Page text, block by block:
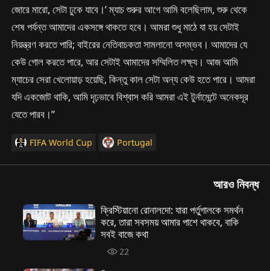
জোরে মারো, সেটা ঢুকে যাবে।’ ম্যাচ শুরুর আগে আমি বলেছিলাম, শুরু থেকে
শেষ পর্যন্ত আমাদের একসঙ্গে থাকতে হবে। আমরা শুধু মাঠে যা হয় সেটাই
নিয়ন্ত্রণ করতে পারি; বাইরের নেতিবাচকতা সামলানো অসম্ভব। আমাদের যে
কেউ গোল করতে পারে, আর সেটাই আমাদের সম্মিলিত লক্ষ্য। আজ আমি
ম্যাচের সেরা খেলোয়াড় হয়েছি, কিন্তু কাল সেটা অন্য কেউ হতে পারে। আমরা
যদি একজোট থাকি, আমি দৃঢ়ভাবে বিশ্বাস করি আমরা এই টুর্নামেন্টে অনেকদূর
যেতে পারব।”
FIFA World Cup Portugal
আরও নিবন্ধ
ক্রিস্টিয়ানো রোনালদো: যারা পর্তুগালকে সমর্থন
করে, তারা সবসময় আমার পাশে থাকবে, বাকি
সবই বাজে কথা
22